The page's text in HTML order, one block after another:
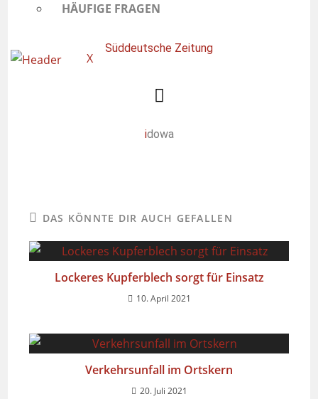
HÄUFIGE FRAGEN
X
Süddeutsche Zeitung
idowa
DAS KÖNNTE DIR AUCH GEFALLEN
Lockeres Kupferblech sorgt für Einsatz
10. April 2021
Verkehrsunfall im Ortskern
20. Juli 2021